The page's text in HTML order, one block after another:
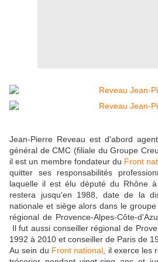
Jean-Pierre Reveau est d'abord
général de CMC (filiale du Groupe
il est un membre fondateur du Front
quitter ses responsabilités
laquelle il est élu député du Rhône
restera jusqu'en 1988, date de la
nationale et siège alors dans le groupe
régional de Provence-Alpes-Côte-
Il fut aussi conseiller régional de
1992 à 2010 et conseiller de Paris de
Au sein du Front national , il exerce les